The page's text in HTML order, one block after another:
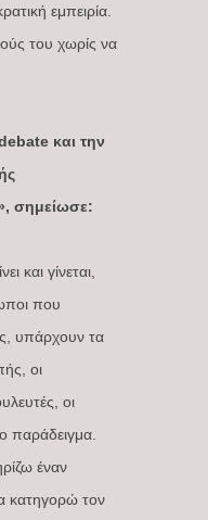
εμπειρία.
του χωρίς να
και την
σημείωσε:
και γίνεται,
που
υπάρχουν τα
οι
οι
παράδειγμα.
έναν
κατηγορώ τον